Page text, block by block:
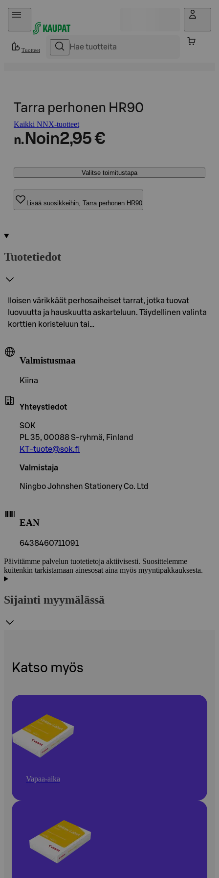
Hyppää sisältöön
Tuotteet
Tarra perhonen HR90
Kaikki NNX-tuotteet
n. Noin2,95 €
Valitse toimitustapa
Lisää suosikkeihin, Tarra perhonen HR90
Tuotetiedot
Iloisen värikkäät perhosaiheiset tarrat, jotka tuovat
luovuutta ja hauskuutta askarteluun. Täydellinen valinta
korttien koristeluun tai…
Valmistusmaa
Kiina
Yhteystiedot
SOK
PL 35, 00088 S-ryhmä, Finland
KT-tuote@sok.fi
Valmistaja
Ningbo Johnshen Stationery Co. Ltd
EAN
6438460711091
Päivitämme palvelun tuotetietoja aktiivisesti. Suosittelemme
kuitenkin tarkistamaan ainesosat aina myös myyntipakkauksesta.
Sijainti myymälässä
Katso myös
Vapaa-aika